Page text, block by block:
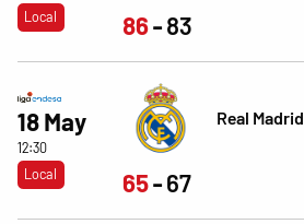
Local
86 83
18 May
12:30
Local
Real Madrid
65 67